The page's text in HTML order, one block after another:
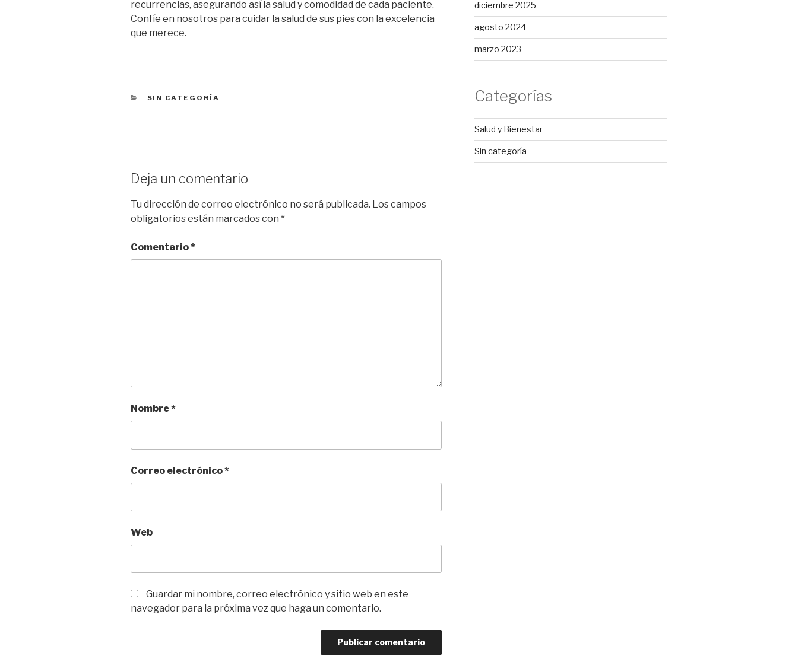
recurrencias, asegurando así la salud y comodidad de cada paciente.
Confíe en nosotros para cuidar la salud de sus pies con la excelencia
que merece.
CATEGORIES
SIN CATEGORÍA
Deja un comentario
Tu dirección de correo electrónico no será publicada. Los campos
obligatorios están marcados con *
Comentario*
Nombre*
Correo electrónico*
Web
Guardar mi nombre, correo electrónico y sitio web en este
navegador para la próxima vez que haga un comentario.
diciembre 2025
agosto 2024
marzo 2023
Categorías
Salud y Bienestar
Sin categoría